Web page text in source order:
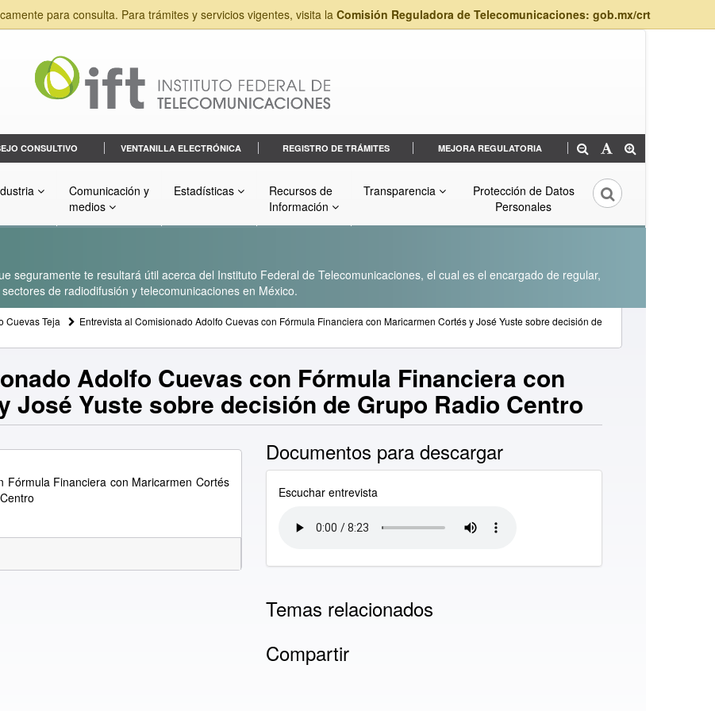
para consulta. Para trámites y servicios vigentes, visita la Comisión Reguladora de Telecomunicaciones: gob.mx/crt
CONSULTIVO VENTANILLA ELECTRÓNICA REGISTRO DE TRÁMITES MEJORA REGULATORIA
Comunicación y
medios
Estadísticas
Recursos de
Información
Transparencia
Protección de Datos
Personales
seguramente te resultará útil acerca del Instituto Federal de Telecomunicaciones, el cual es el encargado de regular,
de radiodifusión y telecomunicaciones en México.
Cuevas Teja
Entrevista al Comisionado Adolfo Cuevas con Fórmula Financiera con Maricarmen Cortés y José Yuste sobre decisión de
Adolfo Cuevas con Fórmula Financiera con
José Yuste sobre decisión de Grupo Radio Centro
Fórmula Financiera con Maricarmen Cortés
Documentos para descargar
Escuchar entrevista
Temas relacionados
Compartir